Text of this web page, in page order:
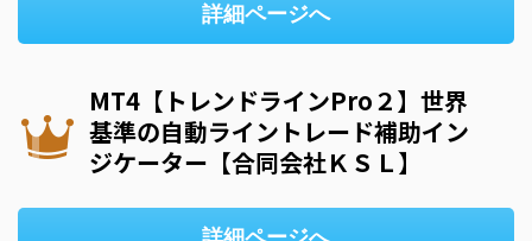
詳細ページへ
MT4【トレンドラインPro２】世界
基準の自動ライントレード補助イン
ジケーター【合同会社ＫＳＬ】